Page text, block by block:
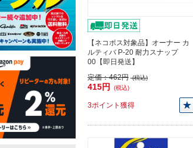
【ネコポス対象品】オーナー カ
ルティバ P-20 耐力スナップ
00【即日発送】
定価：462円 (税込)
415円 (税込)
3ポイント獲得